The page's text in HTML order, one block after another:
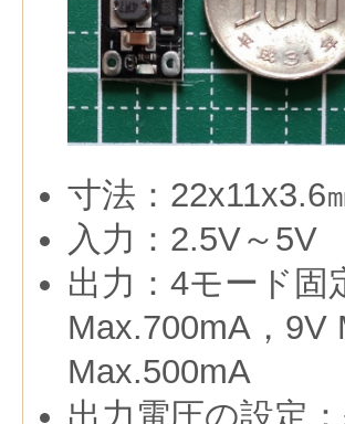
寸法：22x11x3.6
入力：2.5V～5V
出力：4モード固
Max.700mA，9V
Max.500mA
出力電圧の設定